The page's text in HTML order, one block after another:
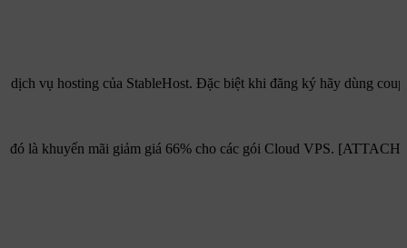
vụ hosting của StableHost. Đặc biệt khi đăng ký hãy
là khuyến mãi giảm giá 66% cho các gói Cloud VPS.